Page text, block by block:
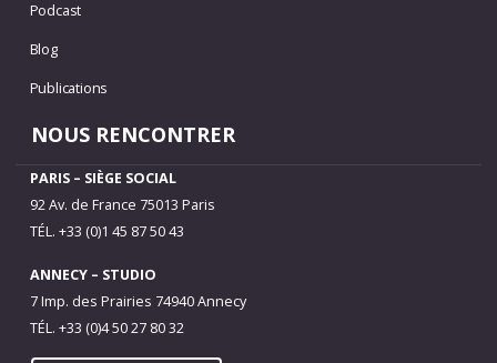
Podcast
Blog
Publications
NOUS RENCONTRER
PARIS – SIÈGE SOCIAL
92 Av. de France 75013 Paris
TÉL. +33 (0)1 45 87 50 43
ANNECY – STUDIO
7 Imp. des Prairies 74940 Annecy
TÉL. +33 (0)4 50 27 80 32